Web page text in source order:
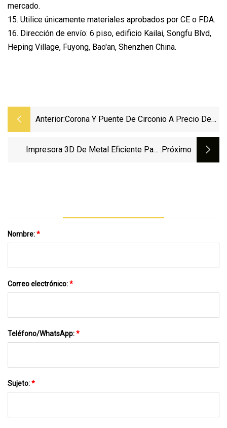
mercado.
15. Utilice únicamente materiales aprobados por CE o FDA.
16. Dirección de envío: 6 piso, edificio Kailai, Songfu Blvd,
Heping Village, Fuyong, Bao'an, Shenzhen China.
Anterior:Corona Y Puente De Circonio A Precio De
De China
Impresora 3D De Metal Eficiente Para :próximo
Nombre:*
Correo electrónico:*
Teléfono/WhatsApp:*
Sujeto:*